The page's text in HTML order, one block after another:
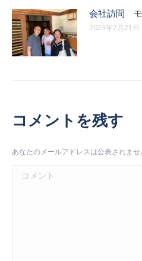
会社訪問
2023年7月21日
コメントを残す
あなたのメールアドレスは公表されませ
コメント